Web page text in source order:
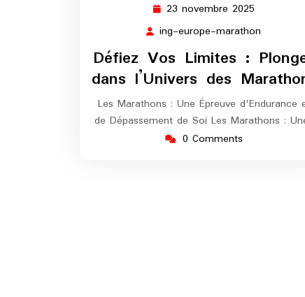
23 novembre 2025
novembre
ing-europe-marathon
europe-
Défiez Vos Limites :
dans l’Univers des
Les Marathons : Une Épreuve d'Endurance
de Dépassement de Soi Les Marathons :
0 Comments